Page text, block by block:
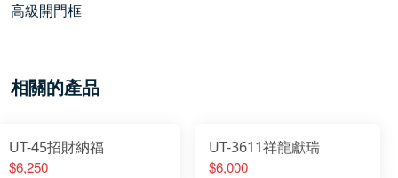
高級開門框
相關的產品
UT-45招財納福
$6,250
UT-3611祥龍獻瑞
$6,000